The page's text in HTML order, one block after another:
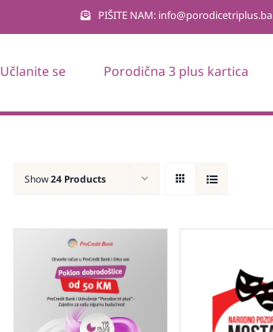
PIŠITE NAM: info@porodicetriplus.ba
Učlanite se Porodična 3 plus kartica
Show24 Products